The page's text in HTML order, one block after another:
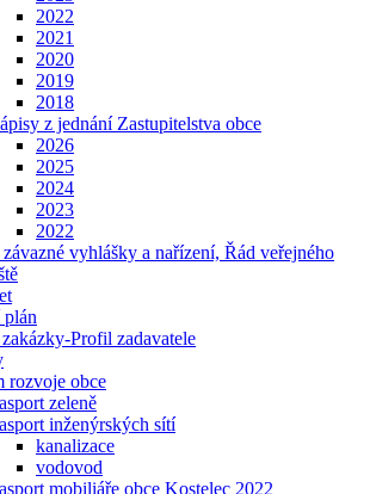
2022
2021
2020
2019
2018
z jednání Zastupitelstva obce
2026
2025
2024
2023
2022
vyhlášky a nařízení, Řád veřejného
Profil zadavatele
rozvoje obce
zeleně
inženýrských sítí
kanalizace
vodovod
mobiliáře obce Kostelec 2022